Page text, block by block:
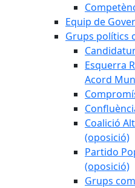
Equip de
Grups polítics
Esquerra
Acord
Coalició
(oposició)
Partido
(oposició)
Grups